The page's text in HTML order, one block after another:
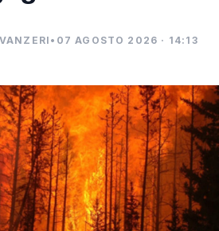
• 07 AGOSTO 2026 · 14:13